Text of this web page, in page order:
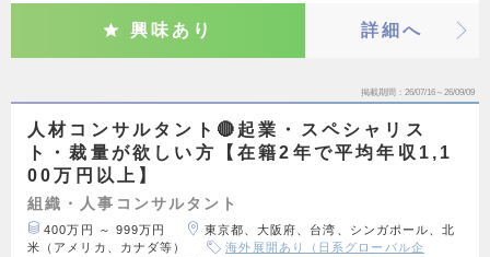
興味あり 詳細へ
掲載期間 26/07/16～26/09/09
人材コンサルタント🔴起業・スペシャリス
ト・裁量が欲しい方【在籍2年で平均年収1,1
00万円以上】
組織・人事コンサルタント
400万円 ～ 999万円
東京都、大阪府、台湾、シンガポール、北
米（アメリカ、カナダ等）
海外展開あり（日系グローバル企